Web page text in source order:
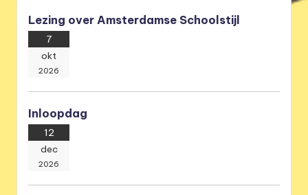
Lezing over Amsterdamse Schoolstijl
7
okt
2026
Inloopdag
12
dec
2026